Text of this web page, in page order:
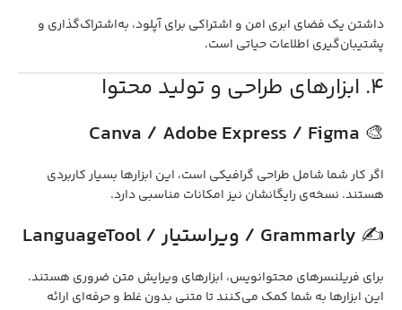
داشتن یک فضای ابری امن و اشتراکی برای آپلود، به‌اشتراک‌گذاری و
پشتیبان‌گیری اطلاعات حیاتی است.
4. ابزارهای طراحی و تولید محتوا
🎨
Canva / Adobe Express / Figma
اگر کار شما شامل طراحی گرافیکی است، این ابزارها بسیار کاربردی
هستند. نسخه‌ی رایگانشان نیز امکانات مناسبی دارد.
✍️ Grammarly / ویراستیار / LanguageTool
برای فریلنسرهای محتوا‌نویس، ابزارهای ویرایش متن ضروری هستند.
این ابزارها به شما کمک می‌کنند تا متنی بدون غلط و حرفه‌ای ارائه